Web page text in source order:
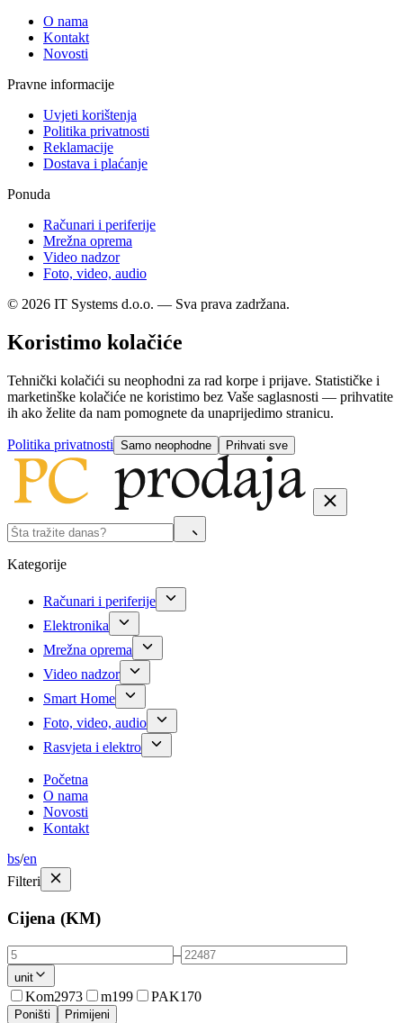
O nama
Kontakt
Novosti
Pravne informacije
Uvjeti korištenja
Politika privatnosti
Reklamacije
Dostava i plaćanje
Ponuda
Računari i periferije
Mrežna oprema
Video nadzor
Foto, video, audio
© 2026 IT Systems d.o.o. — Sva prava zadržana.
Koristimo kolačiće
Tehnički kolačići su neophodni za rad korpe i prijave. Statističke i
marketinške kolačiće ne koristimo bez Vaše saglasnosti — prihvatite
ih ako želite da nam pomognete da unaprijedimo stranicu.
Politika privatnosti Samo neophodne Prihvati sve
Kategorije
Računari i periferije
Elektronika
Mrežna oprema
Video nadzor
Smart Home
Foto, video, audio
Rasvjeta i elektro
Početna
O nama
Novosti
Kontakt
bs/en
Filteri
Cijena (KM)
–
unit
Kom2973 m199 PAK170
Poništi Primijeni